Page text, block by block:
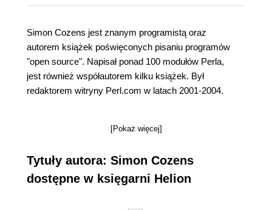
Simon Cozens jest znanym programistą oraz
autorem książek poświęconych pisaniu programów
"open source". Napisał ponad 100 modułów Perla,
jest również współautorem kilku książek. Był
redaktorem witryny Perl.com w latach 2001-2004.
[Pokaż więcej]
Tytuły autora: Simon Cozens
dostępne w księgarni Helion